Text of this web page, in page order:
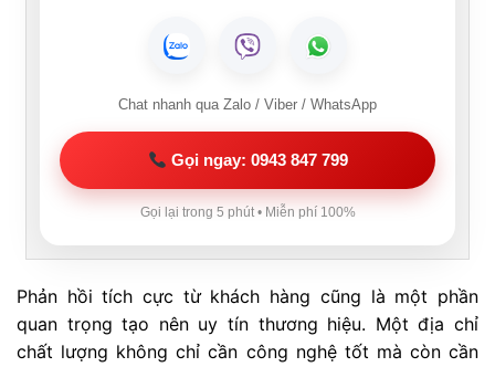
Chat nhanh qua Zalo / Viber / WhatsApp
Gọi ngay: 0943 847 799
Gọi lại trong 5 phút • Miễn phí 100%
Phản hồi tích cực từ khách hàng cũng là một phần
quan trọng tạo nên uy tín thương hiệu. Một địa chỉ
chất lượng không chỉ cần công nghệ tốt mà còn cần